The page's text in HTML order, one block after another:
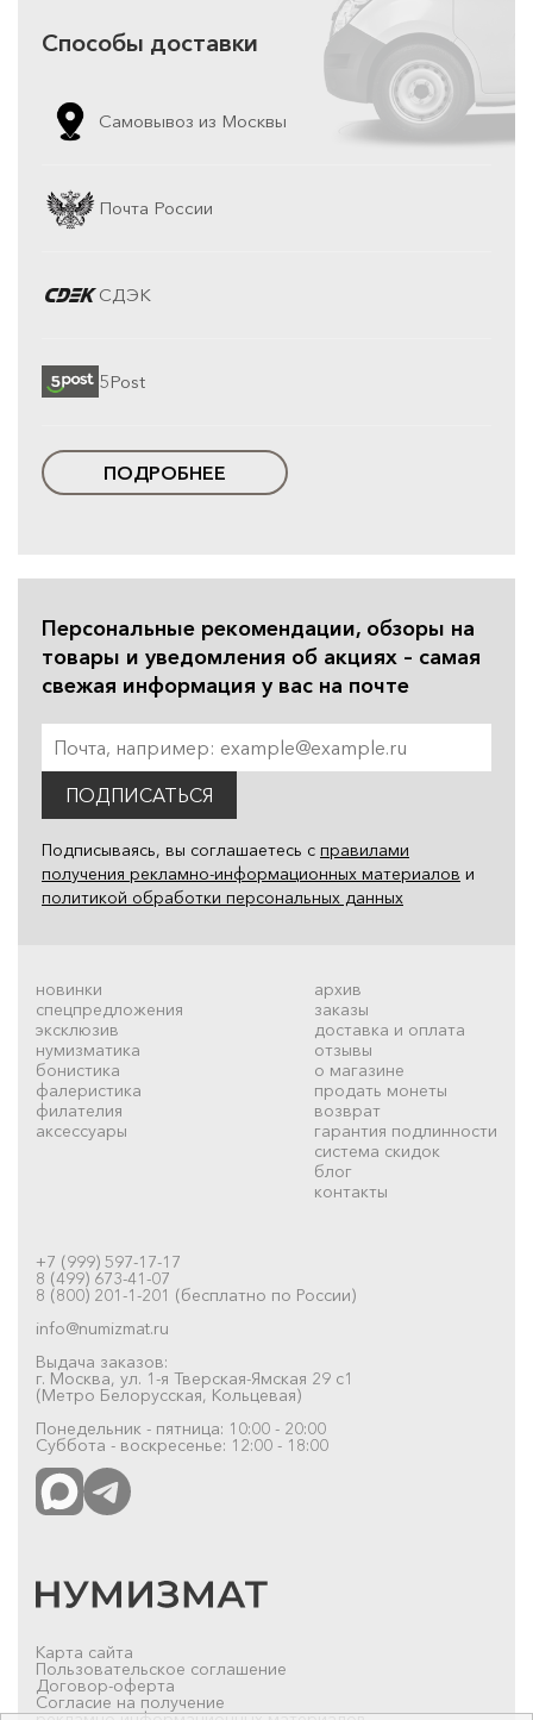
Способы доставки
Самовывоз из Москвы
Почта России
СДЭК
5Post
ПОДРОБНЕЕ
Персональные рекомендации, обзоры на
товары и уведомления об акциях – самая
свежая информация у вас на почте
ПОДПИСАТЬСЯ
Подписываясь, вы соглашаетесь с правилами
получения рекламно-информационных материалов и
политикой обработки персональных данных
новинки
спецпредложения
эксклюзив
нумизматика
бонистика
фалеристика
филателия
аксессуары
архив
заказы
доставка и оплата
отзывы
о магазине
продать монеты
возврат
гарантия подлинности
система скидок
блог
контакты
+7 (999) 597-17-17
8 (499) 673-41-07
8 (800) 201-1-201 (бесплатно по России)
info@numizmat.ru
Выдача заказов:
г. Москва, ул. 1-я Тверская-Ямская 29 с1
(Метро Белорусская, Кольцевая)
Понедельник - пятница: 10:00 - 20:00
Суббота - воскресенье: 12:00 - 18:00
Карта сайта
Пользовательское соглашение
Договор-оферта
Согласие на получение